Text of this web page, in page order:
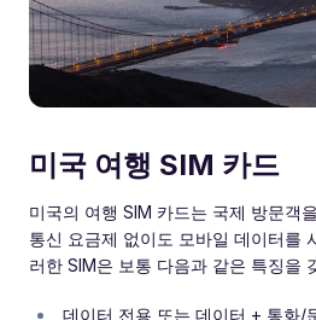
미국 여행 SIM 카드
미국의 여행 SIM 카드는 국제 방문객
통신 요금제 없이도 모바일 데이터를
러한 SIM은 보통 다음과 같은 특징을
데이터 전용 또는 데이터 + 통화/